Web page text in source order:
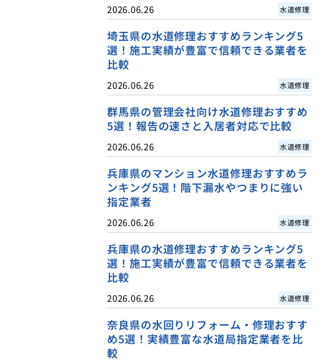
2026.06.26 水道修理
埼玉県の水道修理おすすめランキング5
選！施工実績が豊富で信頼できる業者を
比較
2026.06.26 水道修理
群馬県の管理会社向け水道修理おすすめ
5選！報告の速さと入居者対応で比較
2026.06.26 水道修理
兵庫県のマンション水道修理おすすめラ
ンキング5選！階下漏水やつまりに強い
指定業者
2026.06.26 水道修理
兵庫県の水道修理おすすめランキング5
選！施工実績が豊富で信頼できる業者を
比較
2026.06.26 水道修理
奈良県の水回りリフォーム・修理おすす
め5選！実績豊富な水道局指定業者を比
較